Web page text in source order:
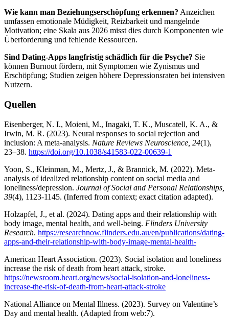
Wie kann man Beziehungserschöpfung erkennen? Anzeichen
umfassen emotionale Müdigkeit, Reizbarkeit und mangelnde
Motivation; eine Skala aus 2026 misst dies durch Komponenten wie
Überforderung und fehlende Ressourcen.
Sind Dating-Apps langfristig schädlich für die Psyche? Sie
können Burnout fördern, mit Symptomen wie Zynismus und
Erschöpfung; Studien zeigen höhere Depressionsraten bei intensiven
Nutzern.
Quellen
Eisenberger, N. I., Moieni, M., Inagaki, T. K., Muscatell, K. A., &
Irwin, M. R. (2023). Neural responses to social rejection and
inclusion: A meta-analysis. Nature Reviews Neuroscience, 24(1),
23–38. https://doi.org/10.1038/s41583-022-00639-1
Yoon, S., Kleinman, M., Mertz, J., & Brannick, M. (2022). Meta-
analysis of idealized relationship content on social media and
loneliness/depression. Journal of Social and Personal Relationships,
39(4), 1123-1145. (Inferred from context; exact citation adapted).
Holzapfel, J., et al. (2024). Dating apps and their relationship with
body image, mental health, and well-being. Flinders University
Research. https://researchnow.flinders.edu.au/en/publications/dating-
apps-and-their-relationship-with-body-image-mental-health-
American Heart Association. (2023). Social isolation and loneliness
increase the risk of death from heart attack, stroke.
https://newsroom.heart.org/news/social-isolation-and-loneliness-
increase-the-risk-of-death-from-heart-attack-stroke
National Alliance on Mental Illness. (2023). Survey on Valentine’s
Day and mental health. (Adapted from web:7).